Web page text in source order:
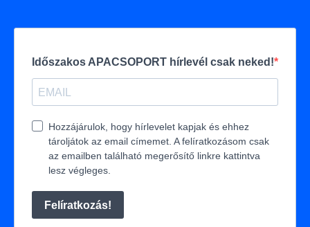
Időszakos APACSOPORT hírlevél csak neked!
Hozzájárulok, hogy hírlevelet kapjak és ehhez
tároljátok az email címemet. A felíratkozásom csak
az emailben található megerősítő linkre kattintva
lesz végleges.
Felíratkozás!